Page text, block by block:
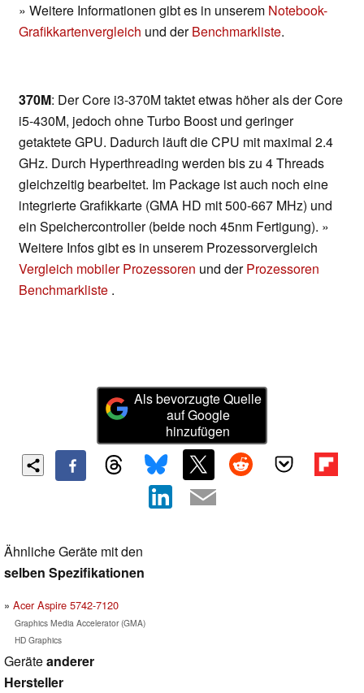
» Weitere Informationen gibt es in unserem Notebook-
Grafikkartenvergleich und derBenchmarkliste.
370M: Der Core i3-370M taktet etwas höher als der Core
i5-430M, jedoch ohne Turbo Boost und geringer
getaktete GPU. Dadurch läuft die CPU mit maximal 2.4
GHz. Durch Hyperthreading werden bis zu 4 Threads
gleichzeitig bearbeitet. Im Package ist auch noch eine
integrierte Grafikkarte (GMA HD mit 500-667 MHz) und
ein Speichercontroller (beide noch 45nm Fertigung). »
Weitere Infos gibt es in unserem Prozessorvergleich
Vergleich mobiler Prozessoren und derProzessoren
Benchmarkliste .
Als bevorzugte Quelle
auf Google
hinzufügen
Ähnliche Geräte mit den
selben Spezifikationen
Acer Aspire 5742-7120
Graphics Media Accelerator (GMA)
HD Graphics
Geräteanderer
Hersteller